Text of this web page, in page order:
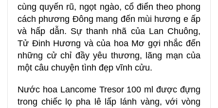
cùng quyến rũ, ngọt ngào, cổ điển theo phong
cách phương Đông mang đến mùi hương e ấp
và hấp dẫn. Sự thanh nhã của Lan Chuông,
Tử Đinh Hương và của hoa Mơ gợi nhắc đến
những cử chỉ đầy yêu thương, lãng mạn của
một câu chuyện tình đẹp vĩnh cửu.
Nước hoa Lancome Tresor 100 ml được đựng
trong chiếc lọ pha lê lấp lánh vàng, với vòng